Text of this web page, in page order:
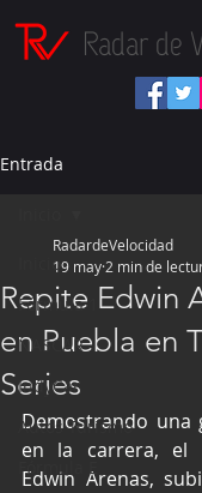
Radar de
Entrada
Inicio
Fórmula 1
NASCAR
IndyCar
Autos Turismo
Fórmula E
Repite Edwin
en Puebla en
Series
RadardeVelocidad
19 may 2 min de
Demostrando una
en la carrera, el
Edwin Arenas,